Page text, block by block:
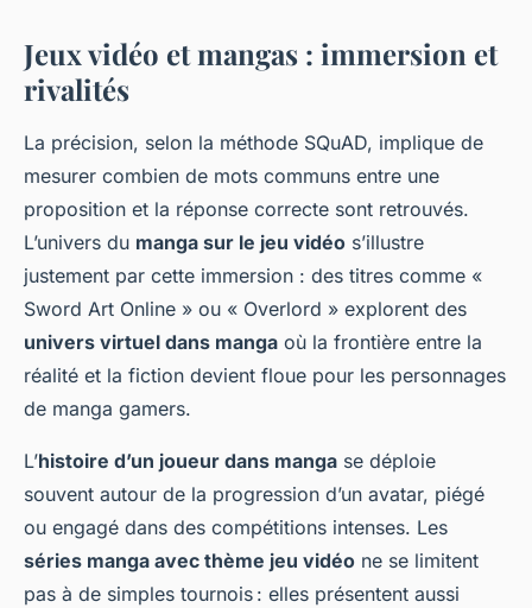
Jeux vidéo et mangas : immersion et
rivalités
La précision, selon la méthode SQuAD, implique de
mesurer combien de mots communs entre une
proposition et la réponse correcte sont retrouvés.
L’univers du manga sur le jeu vidéo s’illustre
justement par cette immersion : des titres comme «
Sword Art Online » ou « Overlord » explorent des
univers virtuel dans manga où la frontière entre la
réalité et la fiction devient floue pour les personnages
de manga gamers.
L’histoire d’un joueur dans manga se déploie
souvent autour de la progression d’un avatar, piégé
ou engagé dans des compétitions intenses. Les
séries manga avec thème jeu vidéo ne se limitent
pas à de simples tournois : elles présentent aussi